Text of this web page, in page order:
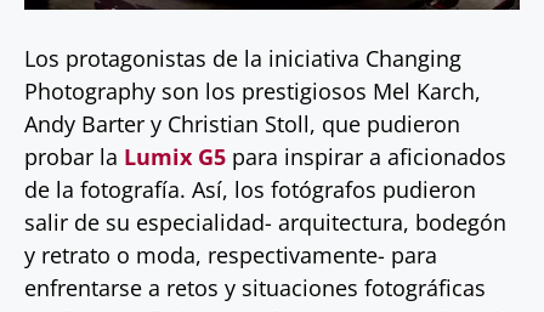
Los protagonistas de la iniciativa Changing
Photography son los prestigiosos Mel Karch,
Andy Barter y Christian Stoll, que pudieron
probar la Lumix G5 para inspirar a aficionados
de la fotografía. Así, los fotógrafos pudieron
salir de su especialidad- arquitectura, bodegón
y retrato o moda, respectivamente- para
enfrentarse a retos y situaciones fotográficas